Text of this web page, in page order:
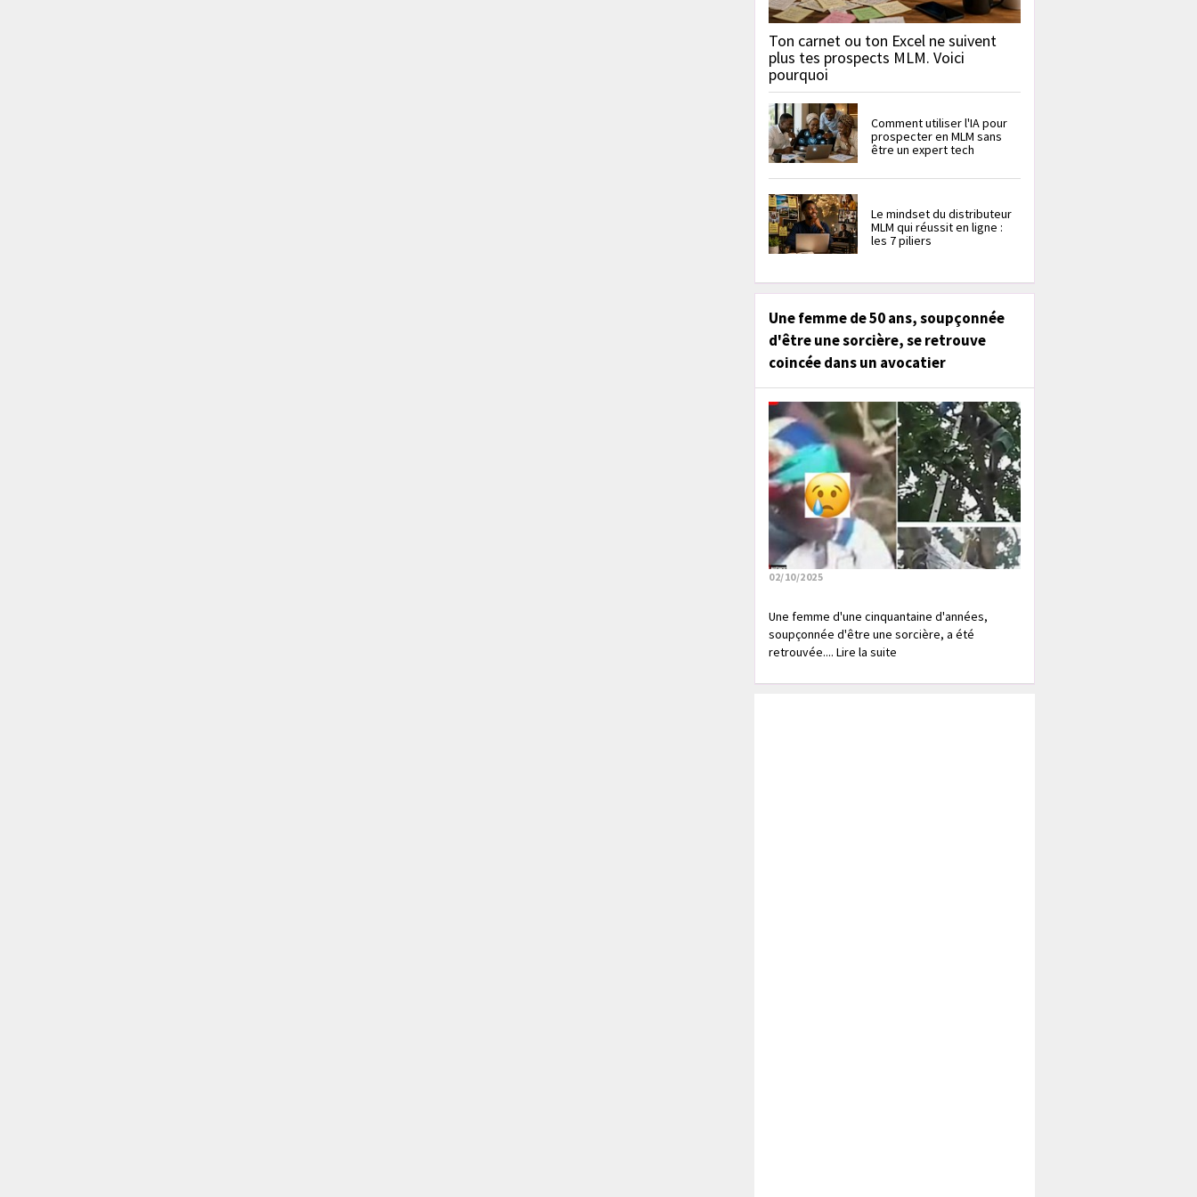
Ton carnet ou ton Excel ne suivent
plus tes prospects MLM. Voici
pourquoi
Comment utiliser l'IA pour
prospecter en MLM sans
être un expert tech
Le mindset du distributeur
MLM qui réussit en ligne :
les 7 piliers
Une femme de 50 ans, soupçonnée
d'être une sorcière, se retrouve
coincée dans un avocatier
02/10/2025
Une femme d'une cinquantaine d'années,
soupçonnée d'être une sorcière, a été
retrouvée.... Lire la suite